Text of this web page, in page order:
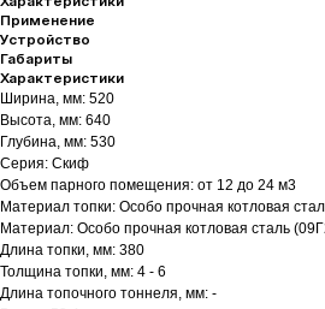
Применение
Устройство
Габариты
Характеристики
Ширина, мм: 520
Высота, мм: 640
Глубина, мм: 530
Серия: Скиф
Объем парного помещения: от 12 до 24 м3
Материал топки: Особо прочная котловая
Материал: Особо прочная котловая сталь
Длина топки, мм: 380
Толщина топки, мм: 4 - 6
Длина топочного тоннеля, мм: -